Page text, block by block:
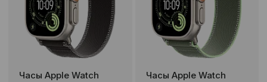
Часы Apple Watch
Часы Apple Watch